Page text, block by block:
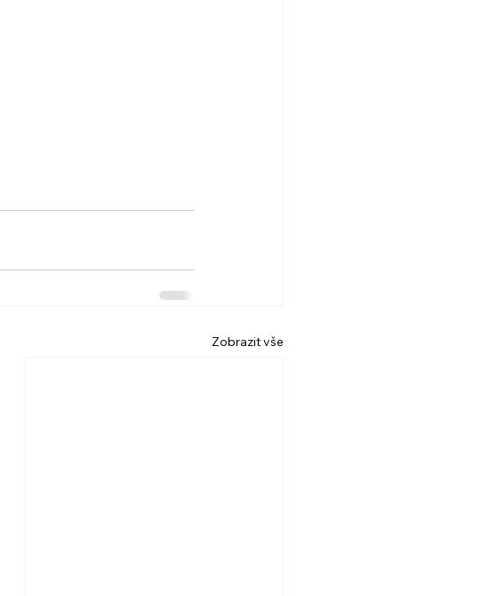
Zobrazit vše